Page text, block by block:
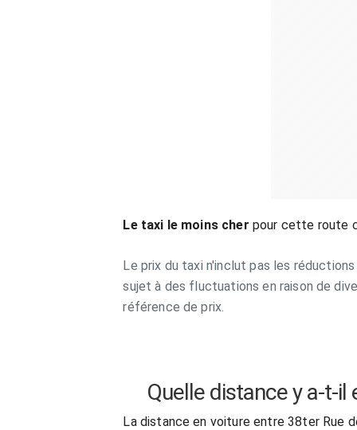
Le taxi le moins cher pour cette route
Le prix du taxi n'inclut pas les
sujet à des fluctuations en raison de
référence de prix.
Quelle distance y a-t-il
La distance en voiture entre 38ter Rue